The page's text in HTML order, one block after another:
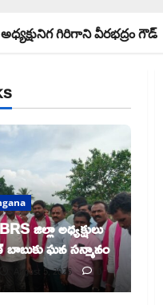
గిరిగాని వీరభద్రం గౌడ్
జిల్లా అధ్యక్షులు
బాబుకు ఘన సన్మానం
August 5, 2026